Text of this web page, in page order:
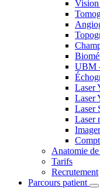
Vision
UBM
Laser
Laser
Laser
Laser
Anatomie de
Tarifs
Recrutement
Parcours patient